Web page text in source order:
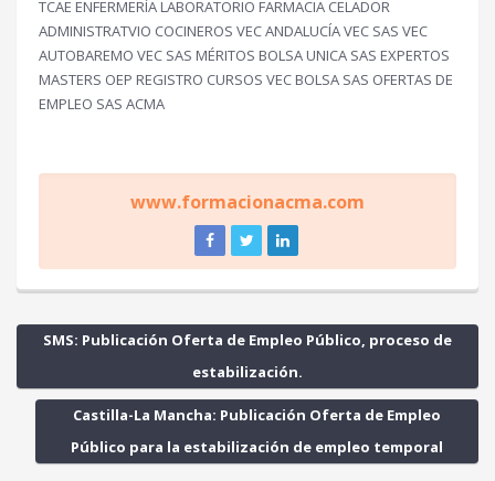
TCAE ENFERMERÍA LABORATORIO FARMACIA CELADOR
ADMINISTRATVIO COCINEROS VEC ANDALUCÍA VEC SAS VEC
AUTOBAREMO VEC SAS MÉRITOS BOLSA UNICA SAS EXPERTOS
MASTERS OEP REGISTRO CURSOS VEC BOLSA SAS OFERTAS DE
EMPLEO SAS ACMA
www.formacionacma.com
SMS: Publicación Oferta de Empleo Público, proceso de
estabilización.
Castilla-La Mancha: Publicación Oferta de Empleo
Público para la estabilización de empleo temporal